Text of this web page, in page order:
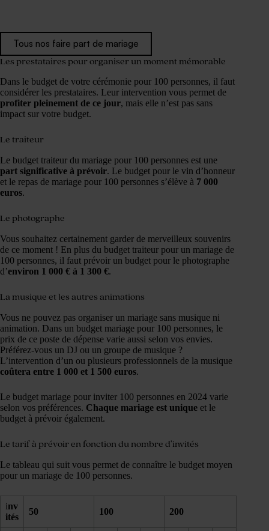
Tous nos faire part de mariage
Les prestataires pour organiser un moment mémorable
Dans le budget de votre cérémonie pour 100 personnes, il faut
considérer les prestataires. Leur intervention vous permet de
profiter pleinement de ce jour, mais elle n’est pas sans
impact sur votre budget.
Le traiteur
Le budget traiteur du mariage pour 100 personnes est une
part significative à prévoir. Le budget pour le vin d’honneur
et le repas de mariage pour 100 personnes s’élève à 7 000
euros.
Le photographe
Vous souhaitez certainement garder de merveilleux souvenirs
de ce moment ! En plus du budget traiteur pour un mariage de
100 personnes, il faut prévoir un budget pour le photographe
d’environ 1 000 € à 1 300 €.
La musique et les autres animations
Vous ne pouvez pas organiser un mariage sans musique ni
animation. Dans un budget mariage pour 100 personnes, le
prix de ce poste de dépense varie aussi selon vos envies.
Préférez-vous un DJ ou un groupe de musique ?
L’intervention d’un ou plusieurs professionnels de la musique
coûtera entre 1 000 et 1 500 euros.
Le budget mariage pour inviter 100 personnes en 2024 varie
selon vos préférences. Chaque mariage est unique et le
budget à prévoir également.
Le tarif à prévoir en fonction du nombre d’invités
Le tableau qui suit vous permet de connaître le budget moyen
pour un mariage de 100 personnes.
inv
ités
50 100 200